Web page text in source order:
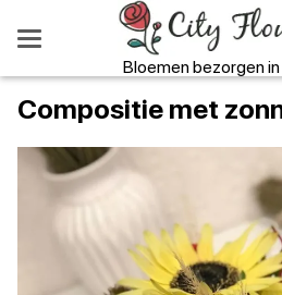
Bloemen bezorgen
Compositie met